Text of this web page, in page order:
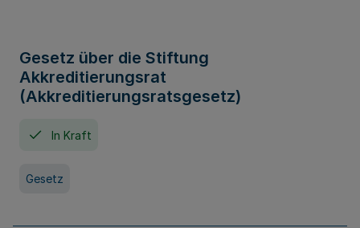
Gesetz über die Stiftung
Akkreditierungsrat
(Akkreditierungsratsgesetz)
In Kraft
Gesetz